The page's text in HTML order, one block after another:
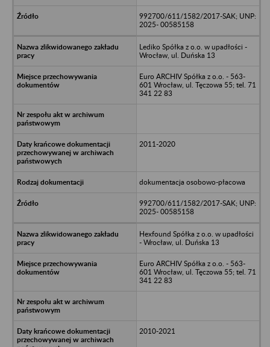
992700/611/1582/2017-SAK; UNP:
2025- 00585158
Lediko Spółka z o.o. w upadłości -
Wrocław, ul. Duńska 13
Euro ARCHIV Spółka z o.o. - 563-
601 Wrocław, ul. Tęczowa 55; tel. 71
341 22 83
2011-2020
dokumentacja osobowo-płacowa
992700/611/1582/2017-SAK; UNP:
2025- 00585158
Hexfound Spółka z o.o. w upadłości
- Wrocław, ul. Duńska 13
Euro ARCHIV Spółka z o.o. - 563-
601 Wrocław, ul. Tęczowa 55; tel. 71
341 22 83
2010-2021